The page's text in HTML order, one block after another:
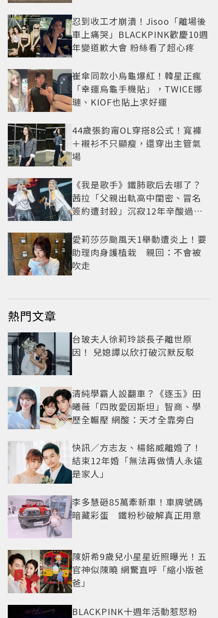
忍到收工才崩潰！Jisoo「離場後
車上痛哭」BLACKPINK歡慶10週
年變道歉大會 粉絲看了超心疼
崔傘同款小烏龜爆紅！韓星正瘋
「幸運烏龜手機貼」，TWICE娜
璉、KIOF也貼上求好運
44歲張鈞甯OL穿搭8公式！寬褲
＋襯衫不只顯瘦，還穿出主管氣
場
《我是歌手》鐵肺歌后去哪了？
茜拉「父親出軌高中閨密、冒名
簽約遭封殺」沉寂12年辛酸過往
愛莉莎莎颱風天1舉動遭炎上！要
助理肉身護植栽 親回：不會被
吹走
熱門文章
台玻夫人徐莉玲談長子離世原
因！ 兒媳譚以欣打破沉默反駁
清純學霸人設翻車？《逐玉》田
曦薇「四敗愛因斯坦」智商、學
歷全輾壓 網酸：天才全靠旁白
快訊／方志友、楊銘威離婚了！
結束12年婚「無法再做情人永遠
是家人」
李多慧砸85萬牽新車！車牌號碼
暗藏彩蛋 鐵粉秒破解真正用意
陳妍希9歲兒小星星近照曝光！五
官神似陳曉 網驚直呼「縮小版爸
爸」
BLACKPINK十週年活動惹怒粉